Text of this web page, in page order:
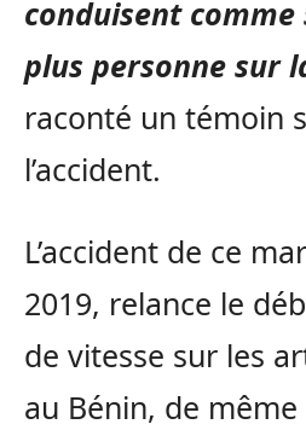
conduisent comme
plus personne sur
raconté un témoin
l’accident.
L’accident de ce
2019, relance le
de vitesse sur les
au Bénin, de